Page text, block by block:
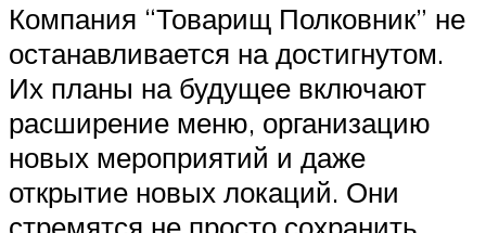
Компания “Товарищ Полковник” не
останавливается на достигнутом.
Их планы на будущее включают
расширение меню, организацию
новых мероприятий и даже
открытие новых локаций. Они